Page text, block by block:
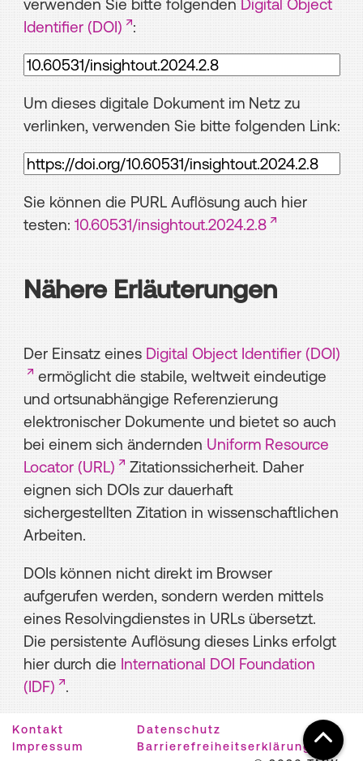
verwenden Sie bitte folgenden Digital Object
Identifier (DOI)
:
Um dieses digitale Dokument im Netz zu
verlinken, verwenden Sie bitte folgenden Link:
Sie können die PURL Auflösung auch hier
testen: 10.60531/insightout.2024.2.8
Nähere Erläuterungen
Der Einsatz eines Digital Object Identifier (DOI)
ermöglicht die stabile, weltweit eindeutige
und ortsunabhängige Referenzierung
elektronischer Dokumente und bietet so auch
bei einem sich ändernden Uniform Resource
Locator (URL)
Zitationssicherheit. Daher
eignen sich DOIs zur dauerhaft
sichergestellten Zitation in wissenschaftlichen
Arbeiten.
DOIs können nicht direkt im Browser
aufgerufen werden, sondern werden mittels
eines Resolvingdienstes in URLs übersetzt.
Die persistente Auflösung dieses Links erfolgt
hier durch die International DOI Foundation
(IDF)
.
Kontakt
Datenschutz
Impressum
Barrierefreiheitserklärung